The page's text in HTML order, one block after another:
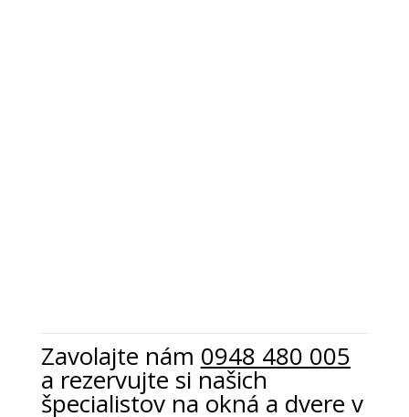
Zavolajte nám 0948 480 005
a rezervujte si našich
špecialistov na okná a dvere v